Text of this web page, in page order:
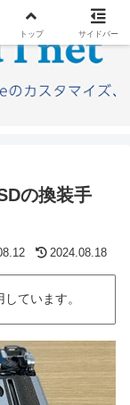
の換装手
2024.08.18
ています。
トップ サイドバー